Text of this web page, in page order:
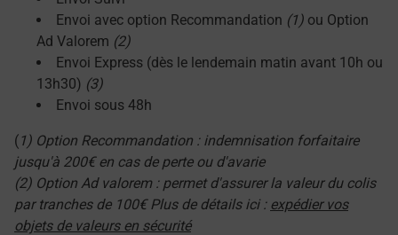
Envoi avec option Recommandation (1) ou Option
Ad Valorem (2)
Envoi Express (dès le lendemain matin avant 10h ou
13h30) (3)
Envoi sous 48h
( 1) Option Recommandation : indemnisation forfaitaire
jusqu'à 200€ en cas de perte ou d'avarie
(2) Option Ad valorem : permet d'assurer la valeur du colis
par tranches de 100€ Plus de détails ici : expédier vos
objets de valeurs en sécurité